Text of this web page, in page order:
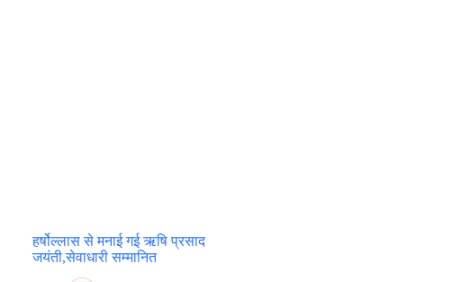
हर्षोल्लास से मनाई गई ऋषि प्रसाद
जयंती,सेवाधारी सम्मानित